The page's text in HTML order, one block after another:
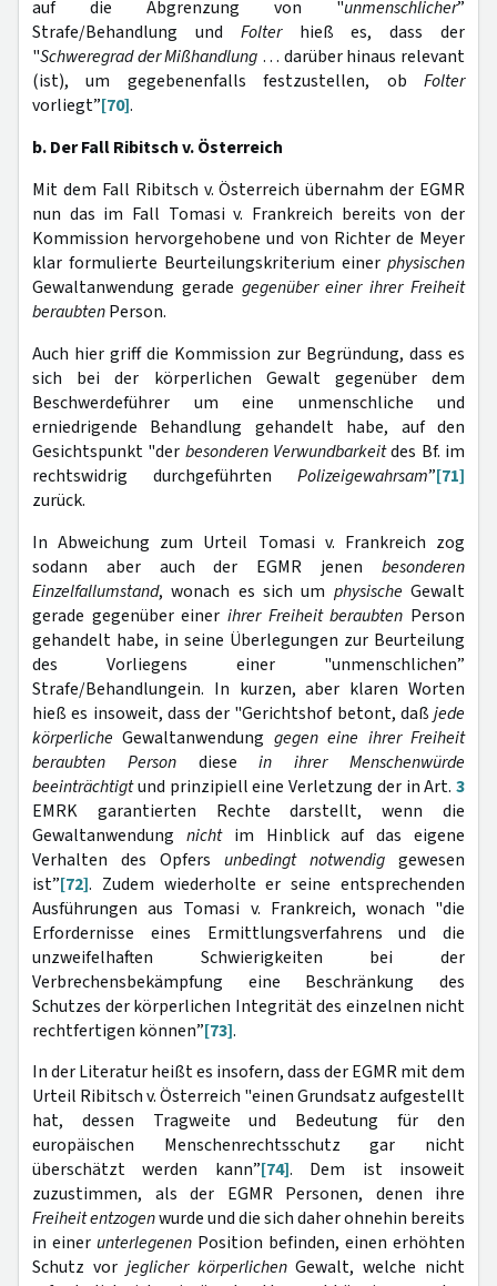
auf die Abgrenzung von "unmenschlicher”
Strafe/Behandlung und Folterhieß es, dass der
"Schweregrad der Mißhandlung … darüber hinaus relevant
(ist), um gegebenenfalls festzustellen, ob Folter
vorliegt”[70].
b. Der Fall Ribitsch v. Österreich
Mit dem Fall Ribitsch v. Österreich übernahm der EGMR
nun das im Fall Tomasi v. Frankreich bereits von der
Kommission hervorgehobene und von Richter de Meyer
klar formulierte Beurteilungskriterium einer physischen
Gewaltanwendung gerade gegenüber einer ihrer Freiheit
beraubtenPerson.
Auch hier griff die Kommission zur Begründung, dass es
sich bei der körperlichen Gewalt gegenüber dem
Beschwerdeführer um eine unmenschliche und
erniedrigende Behandlung gehandelt habe, auf den
Gesichtspunkt "der besonderen Verwundbarkeitdes Bf. im
rechtswidrig durchgeführten Polizeigewahrsam”[71]
zurück.
In Abweichung zum Urteil Tomasi v. Frankreich zog
sodann aber auch der EGMR jenen besonderen
Einzelfallumstand, wonach es sich um physische Gewalt
gerade gegenüber einer ihrer Freiheit beraubten Person
gehandelt habe, in seine Überlegungen zur Beurteilung
des Vorliegens einer "unmenschlichen”
Strafe/Behandlungein. In kurzen, aber klaren Worten
hieß es insoweit, dass der "Gerichtshof betont, daß jede
körperliche Gewaltanwendung gegen eine ihrer Freiheit
beraubten Persondiesein ihrer Menschenwürde
beeinträchtigtund prinzipiell eine Verletzung der in Art. 3
EMRK garantierten Rechte darstellt, wenn die
Gewaltanwendung nichtim Hinblick auf das eigene
Verhalten des Opfers unbedingt notwendig gewesen
ist”[72]. Zudem wiederholte er seine entsprechenden
Ausführungen aus Tomasi v. Frankreich, wonach "die
Erfordernisse eines Ermittlungsverfahrens und die
unzweifelhaften Schwierigkeiten bei der
Verbrechensbekämpfung eine Beschränkung des
Schutzes der körperlichen Integrität des einzelnen nicht
rechtfertigen können”[73].
In der Literatur heißt es insofern, dass der EGMR mit dem
Urteil Ribitsch v. Österreich "einen Grundsatz aufgestellt
hat, dessen Tragweite und Bedeutung für den
europäischen Menschenrechtsschutz gar nicht
überschätzt werden kann”[74]. Dem ist insoweit
zuzustimmen, als der EGMR Personen, denen ihre
Freiheit entzogenwurde und die sich daher ohnehin bereits
in einer unterlegenen Position befinden, einen erhöhten
Schutz vor jeglicher körperlichenGewalt, welche nicht